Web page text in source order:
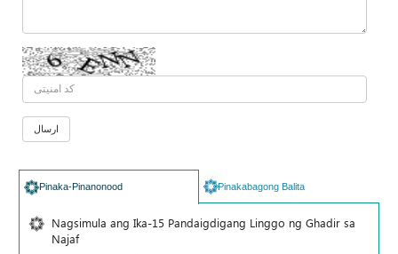
Pinaka-Pinanonood Pinakabagong Balita
Nagsimula ang Ika-15 Pandaigdigang Linggo ng Ghadir sa
Najaf